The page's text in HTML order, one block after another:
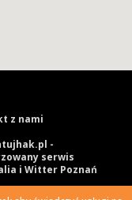
z nami
-
serwis
i Witter Poznań